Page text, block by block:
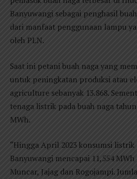
Banyuwangi sebagai penghasil
dari manfaat penggunaan lampu
oleh PLN.
Saat ini petani buah naga yang
untuk peningkatan produksi atau
agriculture sebanyak 13.868.
tenaga listrik pada buah naga
MWh.
“Hingga April 2023 konsumsi
Banyuwangi mencapai 11,554
Muncar, Jajag dan Rogojampi.